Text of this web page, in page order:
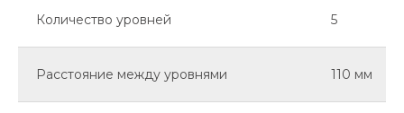
Количество уровней 5
Расстояние между уровнями 110 мм